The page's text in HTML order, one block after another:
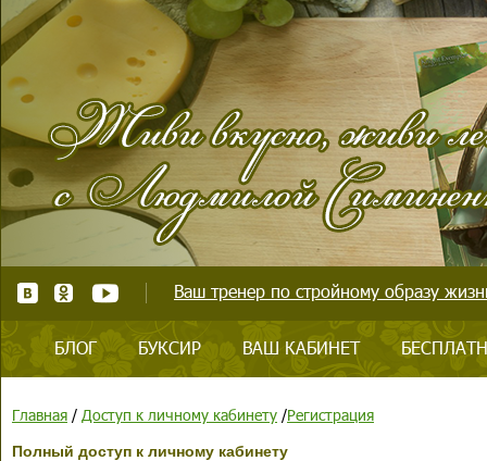
Ваш тренер по стройному образу
БЛОГ БУКСИР ВАШ КАБИНЕТ
Главная / Доступ к личному кабинету /Регистрация
Полный доступ к личному кабинету